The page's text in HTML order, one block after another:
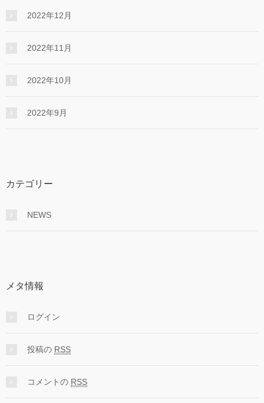
2022年12月
2022年11月
2022年10月
2022年9月
カテゴリー
NEWS
メタ情報
ログイン
投稿の RSS
コメントの RSS